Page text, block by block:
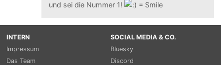
und sei die Nummer 1!
INTERN
Impressum
Das Team
SOCIAL MEDIA & CO.
Bluesky
Discord